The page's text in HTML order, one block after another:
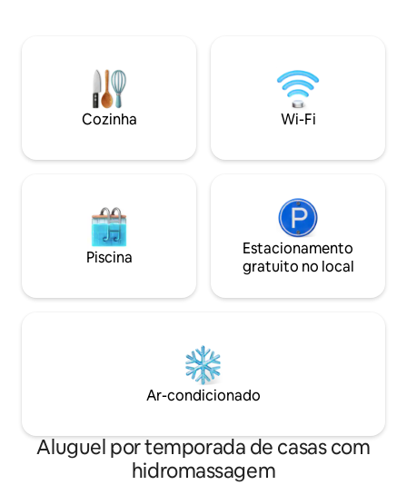
Cozinha Wi-Fi
Piscina
Estacionamento
gratuito no local
Ar-condicionado
Aluguel por temporada de casas com
hidromassagem